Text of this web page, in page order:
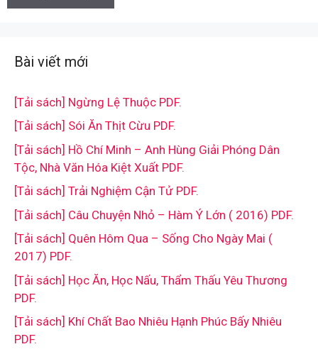
Bài viết mới
[Tải sách] Ngừng Lệ Thuộc PDF.
[Tải sách] Sói Ăn Thịt Cừu PDF.
[Tải sách] Hồ Chí Minh – Anh Hùng Giải Phóng Dân
Tộc, Nhà Văn Hóa Kiệt Xuất PDF.
[Tải sách] Trải Nghiệm Cận Tử PDF.
[Tải sách] Câu Chuyện Nhỏ – Hàm Ý Lớn ( 2016) PDF.
[Tải sách] Quên Hôm Qua – Sống Cho Ngày Mai (
2017) PDF.
[Tải sách] Học Ăn, Học Nấu, Thẩm Thấu Yêu Thương
PDF.
[Tải sách] Khí Chất Bao Nhiêu Hạnh Phúc Bấy Nhiêu
PDF.